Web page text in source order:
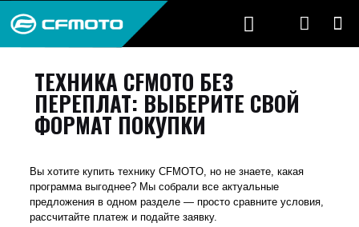
ТЕХНИКА CFMOTO БЕЗ
ПЕРЕПЛАТ: ВЫБЕРИТЕ СВОЙ
ФОРМАТ ПОКУПКИ
Вы хотите купить технику CFMOTO, но не знаете, какая
программа выгоднее? Мы собрали все актуальные
предложения в одном разделе — просто сравните условия,
рассчитайте платеж и подайте заявку.